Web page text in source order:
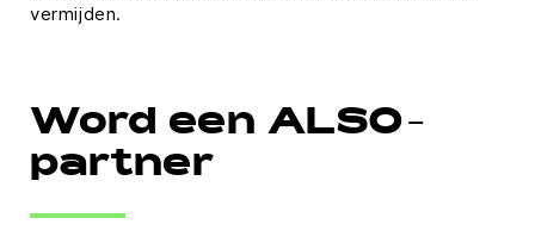
vermijden.
Word een ALSO-
partner